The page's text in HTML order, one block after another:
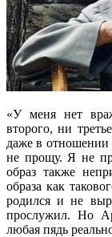
«У меня нет
второго, ни
даже в отношении
не прощу. Я не
образ также
образа как
родился и не
прослужил. Но
любая пядь